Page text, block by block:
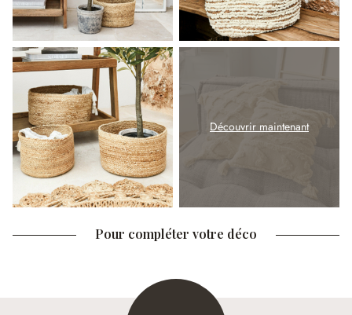
Découvrir maintenant
Pour compléter votre déco